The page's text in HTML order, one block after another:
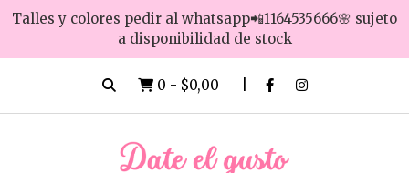
Talles y colores pedir al whatsapp📲1164535666🌸 sujeto
a disponibilidad de stock
0 - $0,00